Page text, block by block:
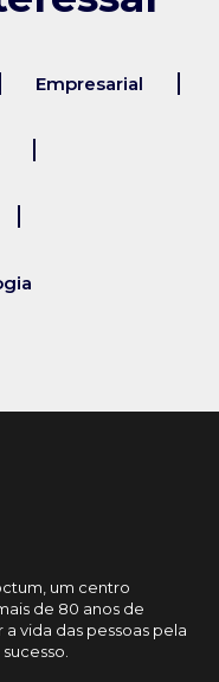
Empresarial
um centro
de 80 anos de
vida das pessoas pela